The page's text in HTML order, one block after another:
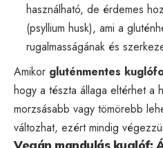
használható, de érdemes
(psyllium husk), ami a
rugalmasságának és
Amikor gluténmentes
hogy a tészta állaga eltérhet a
morzsásabb vagy tömörebb
változhat, ezért mindig
Vegán mandulás kuglóf: